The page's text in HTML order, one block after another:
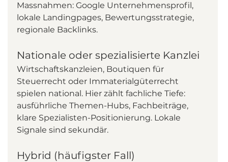
Massnahmen: Google Unternehmensprofil,
lokale Landingpages, Bewertungsstrategie,
regionale Backlinks.
Nationale oder spezialisierte Kanzlei
Wirtschaftskanzleien, Boutiquen für
Steuerrecht oder Immaterialgüterrecht
spielen national. Hier zählt fachliche Tiefe:
ausführliche Themen-Hubs, Fachbeiträge,
klare Spezialisten-Positionierung. Lokale
Signale sind sekundär.
Hybrid (häufigster Fall)